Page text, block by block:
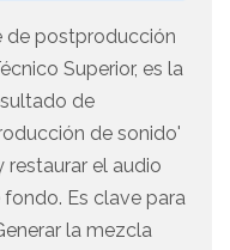
de postproducción
Superior, es la
de
de sonido'
restaurar el audio
Es clave para
la mezcla